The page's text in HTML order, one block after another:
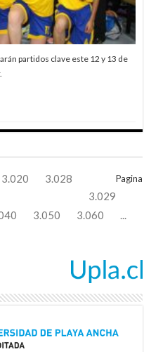
partidos clave este 12 y 13 de
Pagina
3.020
3.028
3.029
3.050 3.060
...